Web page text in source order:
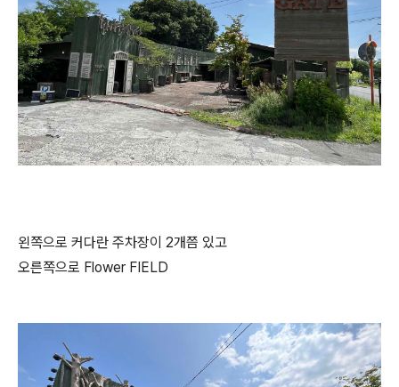
왼쪽으로 커다란 주차장이 2개쯤 있고
오른쪽으로 Flower FIELD